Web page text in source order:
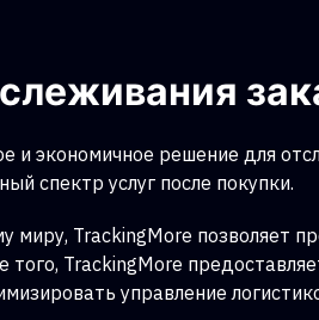
экономичное решение для
спектр услуг после покупки.
TrackingMore позволяет
того, TrackingMore
управление